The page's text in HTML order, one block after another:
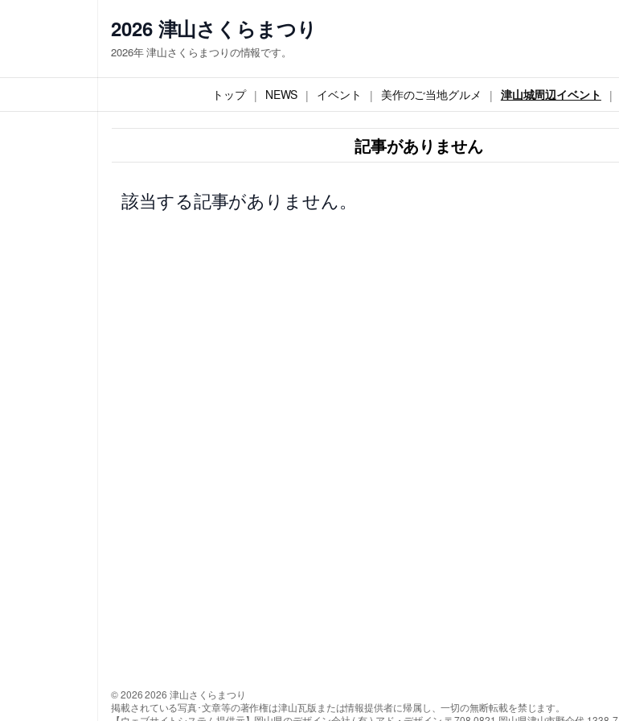
ス
キ
2026 津山さくらまつり
2026年 津山さくらまつりの情報です。
トップ NEWS イベント 美作のご当地グルメ 津山城周辺イベント
記事がありません
該当する記事がありません。
© 2026 2026 津山さくらまつり
掲載されている写真･文章等の著作権は津山瓦版または情報提供者に帰属し、一切の無断転載を禁じます。